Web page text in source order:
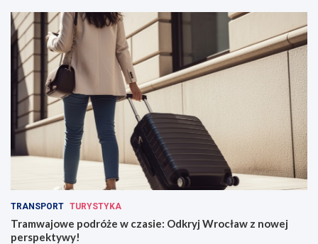
TRANSPORT TURYSTYKA
Tramwajowe podróże w czasie: Odkryj Wrocław z nowej
perspektywy!